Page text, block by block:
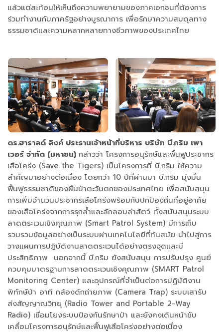
แล้วแต่สะท้อนให้เห็นถึงความพยายามของภาคเอกชนที่ต้องการ
ร่วมทำงานกับภาครัฐอย่างบูรณาการ เพื่อรักษาความสมดุลทาง
ธรรมชาติและความหลากหลายทางชีวภาพของประเทศไทย
ดร.ฮาราลด์ ลิงค์ ประธานเจ้าหน้าที่บริหาร บริษัท บี.กริม เพา
เวอร์ จำกัด (มหาชน) กล่าวว่า โครงการอนุรักษ์และฟื้นฟูประชากร
เสือโคร่ง (Save the Tigers) เป็นโครงการที่ บี.กริม ให้ความ
สำคัญมาอย่างต่อเนื่อง โดยกว่า 10 ปีที่ผ่านมา บี.กริม มุ่งมั่น
ฟื้นฟูธรรมชาติของผืนป่าตะวันตกของประเทศไทย เพื่อสนับสนุน
การเพิ่มจำนวนประชากรเสือโคร่งพร้อมกับปกป้องถิ่นที่อยู่อาศัย
ของเสือโคร่งจากการรุกล้ำและลักลอบล่าสัตว์ ทั้งสนับสนุนระบบ
ลาดตระเวนเชิงคุณภาพ (Smart Patrol System) มีการเก็บ
รวบรวมข้อมูลอย่างเป็นระบบผ่านเทคโนโลยีที่ทันสมัย นำไปสู่การ
วางแผนการปฏิบัติงานลาดตระเวนได้อย่างตรงจุดและมี
ประสิทธิภาพ นอกจากนี้ บี.กริม ยังสนับสนุน การปรับปรุง ศูนย์
ควบคุมมาตรฐานการลาดตระเวนเชิงคุณภาพ (SMART Patrol
Monitoring Center) และอุปกรณ์ที่จำเป็นต่อการปฏิบัติงาน
พิทักษ์ป่า อาทิ กล้องดักถ่ายภาพ (Camera Trap) ระบบเสารับ
ส่งสัญญาณวิทยุ (Radio Tower and Portable 2-Way
Radio) เชื่อมโยงระบบป้องกันรักษาป่า และยังคงเดินหน้าขับ
เคลื่อนโครงการอนุรักษ์และฟื้นฟูเสือโคร่งอย่างต่อเนื่อง